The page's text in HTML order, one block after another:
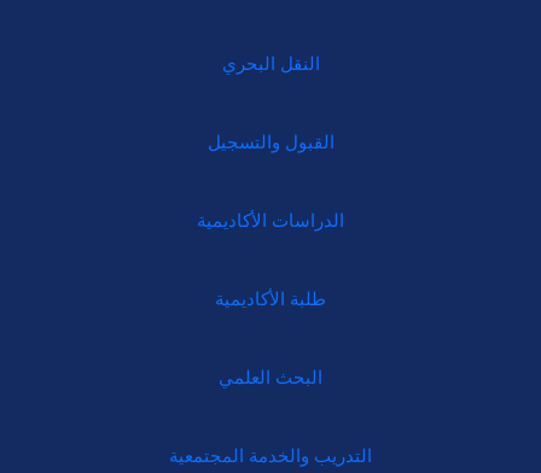
النقل البحري
القبول والتسجيل
الدراسات الأكاديمية
طلبة الأكاديمية
البحث العلمي
التدريب والخدمة المجتمعية